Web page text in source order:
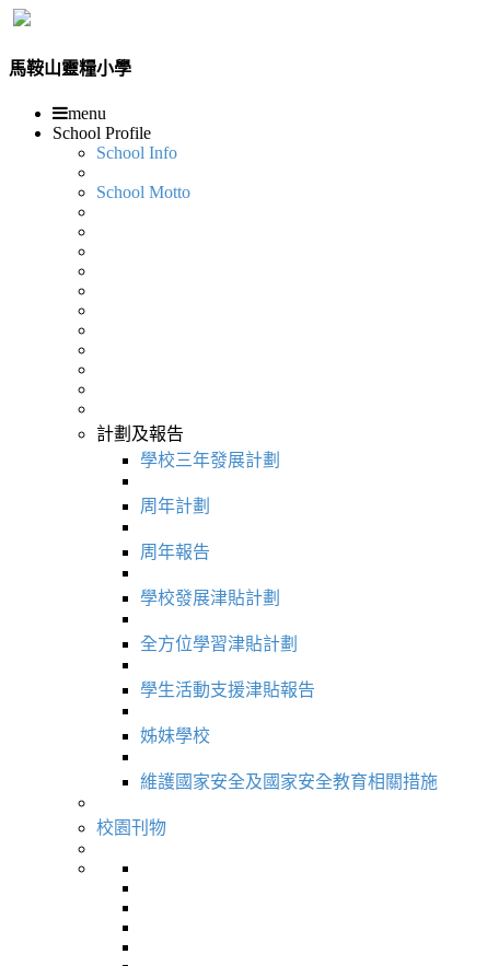
馬鞍山靈糧小學
menu
School Profile
School Info
School Motto
計劃及報告
學校三年發展計劃
周年計劃
周年報告
學校發展津貼計劃
全方位學習津貼計劃
學生活動支援津貼報告
姊妹學校
維護國家安全及國家安全教育相關措施
校園刊物